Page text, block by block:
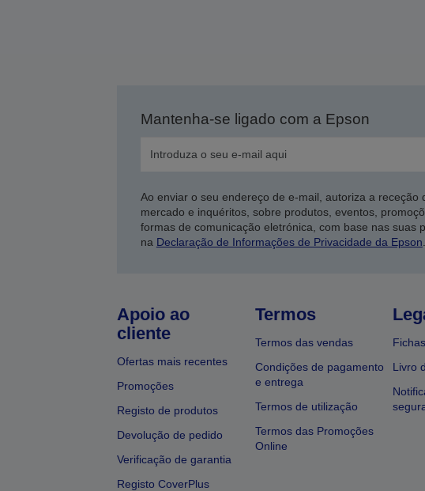
Mantenha-se ligado com a Epson
Ao enviar o seu endereço de e-mail, autoriza a
mercado e inquéritos, sobre produtos, eventos,
formas de comunicação eletrónica, com base nas suas
na Declaração de Informações de Privacidade da Epson
Apoio ao
cliente
Ofertas mais recentes
Promoções
Registo de produtos
Devolução de pedido
Verificação de garantia
Registo CoverPlus
Termos
Termos das vendas
Condições de pagamento
e entrega
Termos de utilização
Termos das Promoções
Online
Livro